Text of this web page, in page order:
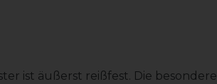
ist äußerst reißfest. Die besondere